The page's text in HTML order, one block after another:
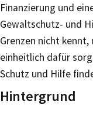
Finanzierung und
Gewaltschutz- und
Grenzen nicht
einheitlich dafür
Schutz und Hilfe
Hintergrund